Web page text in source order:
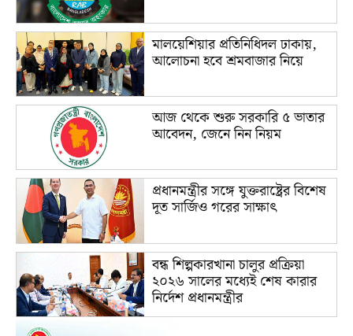
মালয়েশিয়ার প্রতিনিধিদল ঢাকায়,
আলোচনা হবে শ্রমবাজার নিয়ে
আজ থেকে শুরু সরকারি ৫ ভাতার
আবেদন, জেনে নিন নিয়ম
প্রধানমন্ত্রীর সঙ্গে যুক্তরাষ্ট্রের বিশেষ
দূত সার্জিও গরের সাক্ষাৎ
বন্ধ শিল্পকারখানা চালুর প্রক্রিয়া
২০২৬ সালের মধ্যেই শেষ কারার
নির্দেশ প্রধানমন্ত্রীর